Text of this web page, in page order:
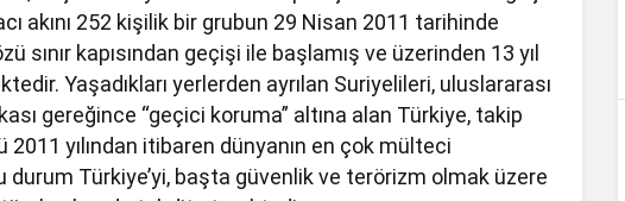
akını 252 kişilik bir grubun 29 Nisan 2011 tarihinde
sınır kapısından geçişi ile başlamış ve üzerinden 13 yıl
Yaşadıkları yerlerden ayrılan Suriyelileri, uluslararası
gereğince “geçici koruma” altına alan Türkiye, takip
yılından itibaren dünyanın en çok mülteci
Türkiye’yi, başta güvenlik ve terörizm olmak üzere